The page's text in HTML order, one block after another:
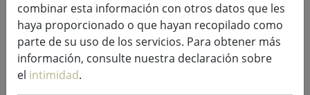
Zona Dinamarca ropa de cama
Comfetti 140x200cm / 60x63cm
negro
combinar esta información con otros datos que les
haya proporcionado o que hayan recopilado como
parte de su uso de los servicios. Para obtener más
información, consulte nuestra declaración sobre
el intimidad.